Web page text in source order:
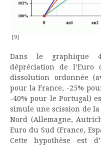
[9]
Dans le graphique 4
dépréciation de l’Euro
dissolution ordonnée
pour la France, -25%
-40% pour le Portugal)
simule une scission de
Nord (Allemagne,
Euro du Sud (France,
Cette hypothèse est